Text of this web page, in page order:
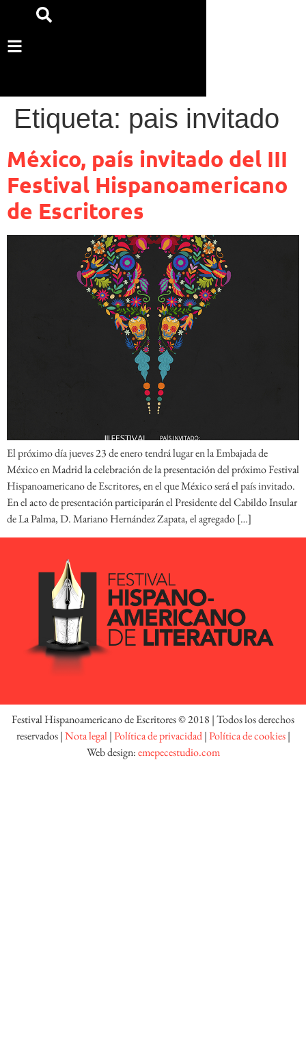
Etiqueta: pais invitado
México, país invitado del III
Festival Hispanoamericano
de Escritores
El próximo día jueves 23 de enero tendrá lugar en la Embajada de
México en Madrid la celebración de la presentación del próximo Festival
Hispanoamericano de Escritores, en el que México será el país invitado.
En el acto de presentación participarán el Presidente del Cabildo Insular
de La Palma, D. Mariano Hernández Zapata, el agregado […]
Festival Hispanoamericano de Escritores © 2018 | Todos los derechos
reservados |Nota legal|Política de privacidad|Política de cookies|
Web design:emepecestudio.com